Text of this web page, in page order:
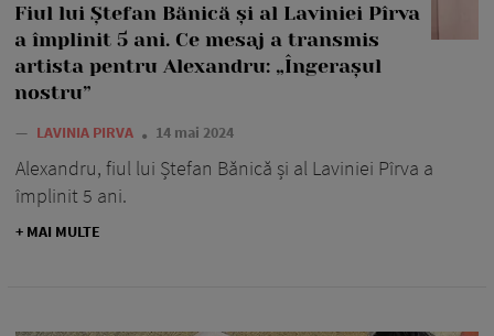
Fiul lui Ștefan Bănică și al Laviniei Pîrva
a împlinit 5 ani. Ce mesaj a transmis
artista pentru Alexandru: „Îngerașul
nostru”
— LAVINIA PIRVA 14 mai 2024
Alexandru, fiul lui Ștefan Bănică și al Laviniei Pîrva a
împlinit 5 ani.
+ MAI MULTE